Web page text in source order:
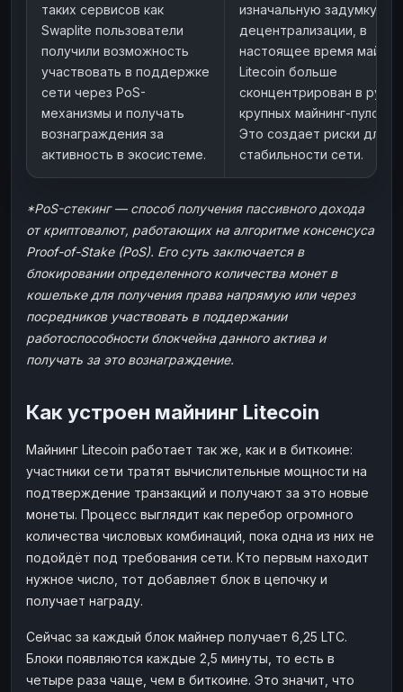
таких сервисов как
Swaplite пользователи
получили возможность
участвовать в поддержке
сети через PoS-
механизмы и получать
вознаграждения за
активность в экосистеме.
изначальную задумку
децентрализации, в
настоящее время
Litecoin больше
сконцентрирован в руках
крупных майнинг-пулов.
Это создает риски для
стабильности сети.
*PoS-стекинг — способ получения пассивного дохода
от криптовалют, работающих на алгоритме консенсуса
Proof-of-Stake (PoS). Его суть заключается в
блокировании определенного количества монет в
кошельке для получения права напрямую или через
посредников участвовать в поддержании
работоспособности блокчейна данного актива и
получать за это вознаграждение.
Как устроен майнинг Litecoin
Майнинг Litecoin работает так же, как и в биткоине:
участники сети тратят вычислительные мощности на
подтверждение транзакций и получают за это новые
монеты. Процесс выглядит как перебор огромного
количества числовых комбинаций, пока одна из них не
подойдёт под требования сети. Кто первым находит
нужное число, тот добавляет блок в цепочку и
получает награду.
Сейчас за каждый блок майнер получает 6,25 LTC.
Блоки появляются каждые 2,5 минуты, то есть в
четыре раза чаще, чем в биткоине. Это значит, что